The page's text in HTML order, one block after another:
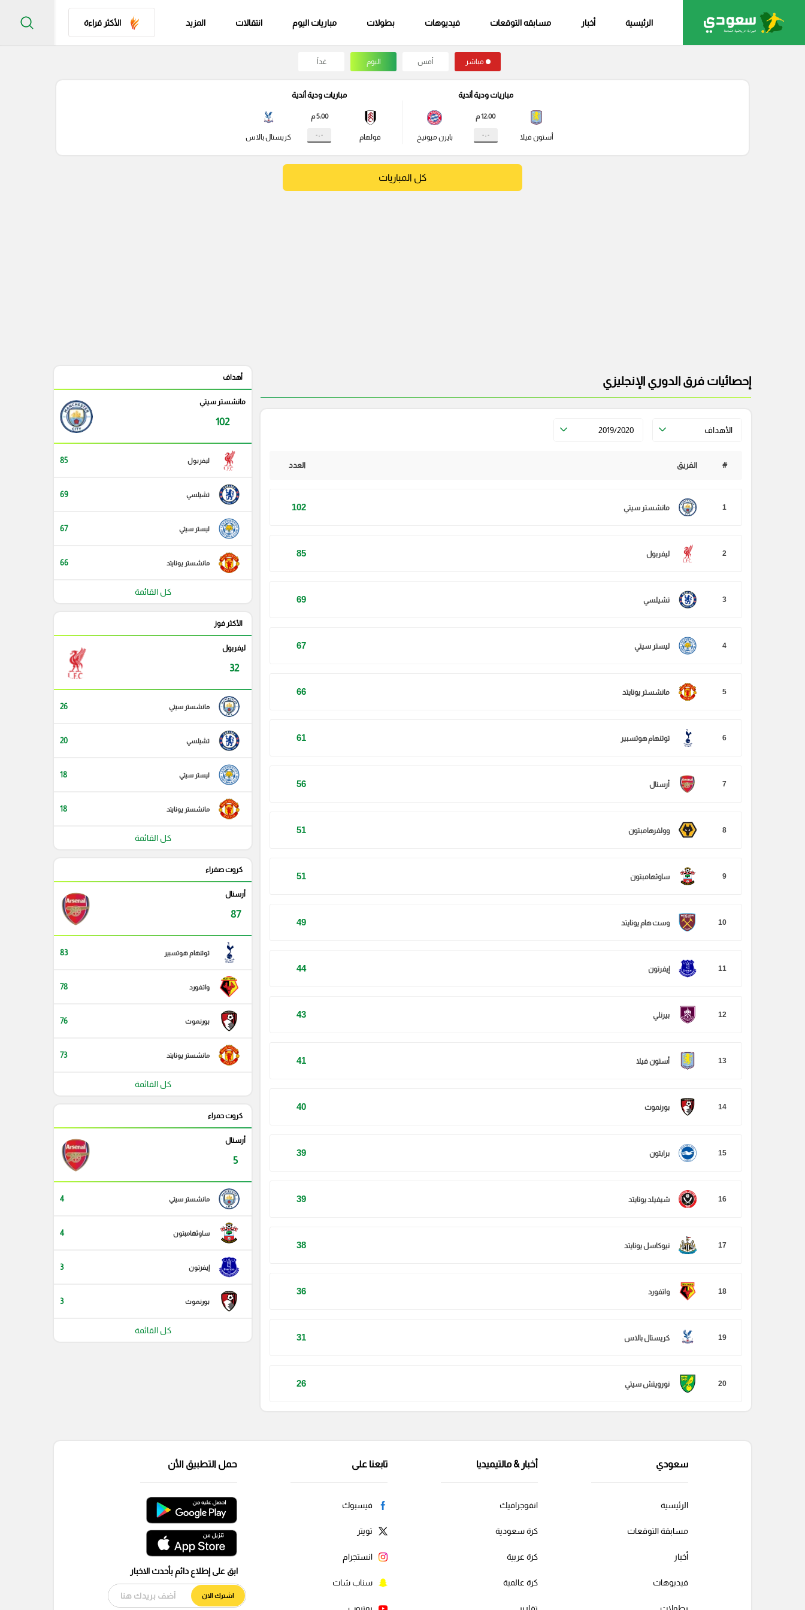
الرئيسية أخبار مسابقه التوقعات فيديوهات بطولات مباريات اليوم انتقالات المزيد الأكثر قراءة
مباشر أمس اليوم غداً
مباريات ودية أندية
أستون فيلا
12:00 م
- : - بايرن ميونيخ
مباريات ودية أندية
فولهام
5:00 م
- : - كريستال بالاس
كل المباريات
إحصائيات فرق الدوري الإنجليزي
الأهداف 2019/2020
# الفريق العدد
1 مانشستر سيتي 102
2 ليفربول 85
3 تشيلسي 69
4 ليستر سيتي 67
5 مانشستر يونايتد 66
6 توتنهام هوتسبير 61
7 أرسنال 56
8 وولفرهامبتون 51
9 ساوثهامبتون 51
10 وست هام يونايتد 49
11 إيفرتون 44
12 بيرنلي 43
13 أستون فيلا 41
14 بورنموث 40
15 برايتون 39
16 شيفيلد يونايتد 39
17 نيوكاسل يونايتد 38
18 واتفورد 36
19 كريستال بالاس 31
20 نورويتش سيتي 26
أهداف
مانشستر سيتي
102
ليفربول 85
تشيلسي 69
ليستر سيتي 67
مانشستر يونايتد 66
كل القائمة
الأكثر فوز
ليفربول
32
مانشستر سيتي 26
تشيلسي 20
ليستر سيتي 18
مانشستر يونايتد 18
كل القائمة
كروت صفراء
أرسنال
87
توتنهام هوتسبير 83
واتفورد 78
بورنموث 76
مانشستر يونايتد 73
كل القائمة
كروت حمراء
أرسنال
5
مانشستر سيتي 4
ساوثهامبتون 4
إيفرتون 3
بورنموث 3
كل القائمة
سعودي
الرئيسية
مسابقة التوقعات
أخبار
فيديوهات
أخبار & مالتيميديا
انفوجرافيك
كرة سعودية
كرة عربية
كرة عالمية
تابعنا على
فيسبوك
تويتر
انستجرام
سناب شات
حمل التطبيق الأن
ابق على إطلاع دائم بأحدث الاخبار
اشترك الان